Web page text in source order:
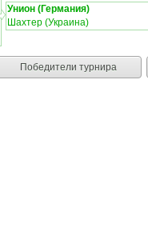
Унион (Германия)
Шахтер (Украина)
Победители турнира